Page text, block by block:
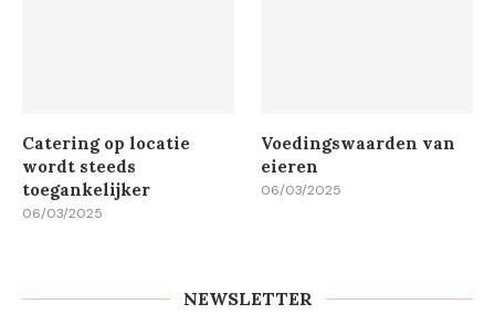
Catering op locatie
wordt steeds
toegankelijker
06/03/2025
Voedingswaarden van
eieren
06/03/2025
NEWSLETTER